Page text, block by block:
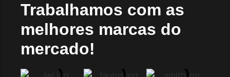
Trabalhamos com as
melhores marcas do
mercado!